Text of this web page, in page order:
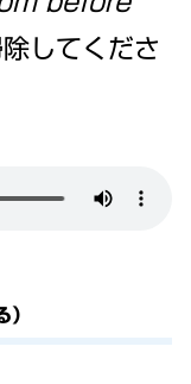
してくださ